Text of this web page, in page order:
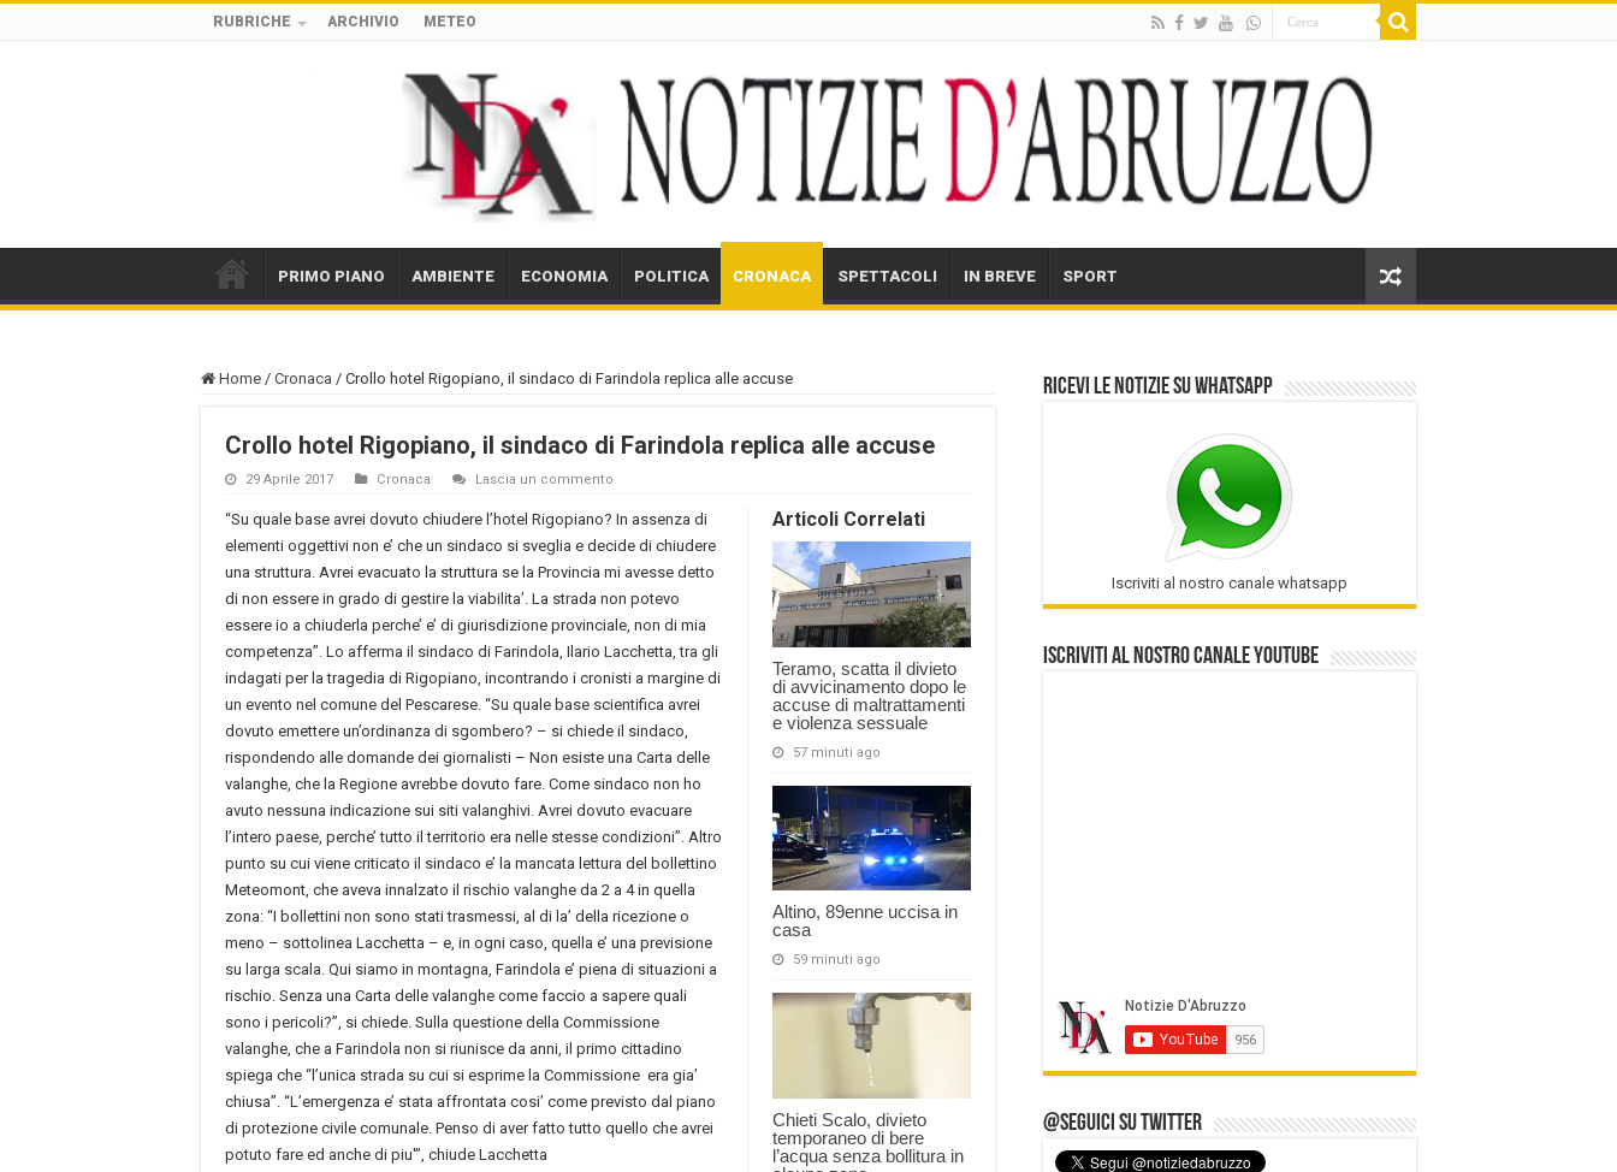
RUBRICHE ARCHIVIO METEO
PRIMO PIANO AMBIENTE ECONOMIA POLITICA CRONACA SPETTACOLI IN BREVE SPORT
Home / Cronaca / Crollo hotel Rigopiano, il sindaco di Farindola replica alle accuse
Crollo hotel Rigopiano, il sindaco di Farindola replica alle accuse
29 Aprile 2017 Cronaca Lascia un commento
Articoli Correlati
Teramo, scatta il divieto
di avvicinamento dopo le
accuse di maltrattamenti
e violenza sessuale
57 minuti ago
Altino, 89enne uccisa in
casa
59 minuti ago
Chieti Scalo, divieto
temporaneo di bere
l’acqua senza bollitura in
“Su quale base avrei dovuto chiudere l’hotel Rigopiano? In assenza di
elementi oggettivi non e’ che un sindaco si sveglia e decide di chiudere
una struttura. Avrei evacuato la struttura se la Provincia mi avesse detto
di non essere in grado di gestire la viabilita’. La strada non potevo
essere io a chiuderla perche’ e’ di giurisdizione provinciale, non di mia
competenza”. Lo afferma il sindaco di Farindola, Ilario Lacchetta, tra gli
indagati per la tragedia di Rigopiano, incontrando i cronisti a margine di
un evento nel comune del Pescarese. “Su quale base scientifica avrei
dovuto emettere un’ordinanza di sgombero? – si chiede il sindaco,
rispondendo alle domande dei giornalisti – Non esiste una Carta delle
valanghe, che la Regione avrebbe dovuto fare. Come sindaco non ho
avuto nessuna indicazione sui siti valanghivi. Avrei dovuto evacuare
l’intero paese, perche’ tutto il territorio era nelle stesse condizioni”. Altro
punto su cui viene criticato il sindaco e’ la mancata lettura del bollettino
Meteomont, che aveva innalzato il rischio valanghe da 2 a 4 in quella
zona: “I bollettini non sono stati trasmessi, al di la’ della ricezione o
meno – sottolinea Lacchetta – e, in ogni caso, quella e’ una previsione
su larga scala. Qui siamo in montagna, Farindola e’ piena di situazioni a
rischio. Senza una Carta delle valanghe come faccio a sapere quali
sono i pericoli?”, si chiede. Sulla questione della Commissione
valanghe, che a Farindola non si riunisce da anni, il primo cittadino
spiega che “l’unica strada su cui si esprime la Commissione era gia’
chiusa”. “L’emergenza e’ stata affrontata cosi’ come previsto dal piano
di protezione civile comunale. Penso di aver fatto tutto quello che avrei
potuto fare ed anche di piu'”, chiude Lacchetta
Ricevi le notizie su Whatsapp
Iscriviti al nostro canale whatsapp
Iscriviti al nostro Canale Youtube
@Seguici su Twitter